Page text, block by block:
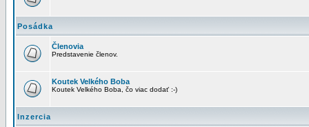
Posádka
Členovia
Predstavenie členov.
Koutek Velkého Boba
Koutek Velkého Boba, čo viac dodať :-)
Inzercia